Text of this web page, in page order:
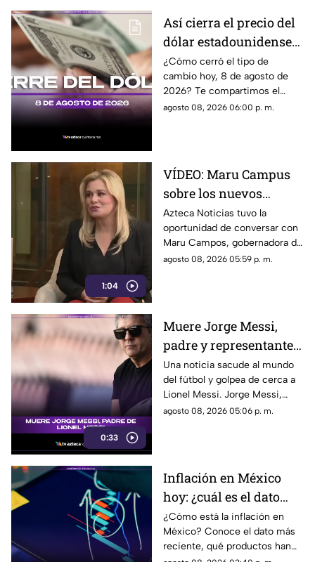
disposiciones podrían
utilizarse para sancionar a
medios y periodistas críticos,
además de abrir la puerta a
que el poder determine qué
contenidos son información,
opinión o motivo de sanción.
Así cierra el precio del
dólar estadounidense
HOY, sábado 8 de
agosto de 2026, en
Cancún
¿Cómo cerró el tipo de
cambio hoy, 8 de agosto de
2026? Te compartimos el
precio del dólar al cierre de
agosto 08, 2026 06:00 p. m.
1:04
VÍDEO: Maru Campus
sobre los nuevos
lineamientos y señala
que son un riesgo para
la libertad de expresión
Azteca Noticias tuvo la
oportunidad de conversar con
Maru Campos, gobernadora de
Chihuahua, quien habló sobre
convertirse en una forma de
censura impulsada desde el
Gobierno Federal.
agosto 08, 2026 05:59 p. m.
0:33
Muere Jorge Messi,
padre y representante
de Lionel Messi
Una noticia sacude al mundo
del fútbol y golpea de cerca a
Lionel Messi. Jorge Messi,
padre y representante del astro
agosto 08, 2026 05:06 p. m.
Inflación en México
hoy: ¿cuál es el dato
actual?
¿Cómo está la inflación en
México? Conoce el dato más
reciente, qué productos han